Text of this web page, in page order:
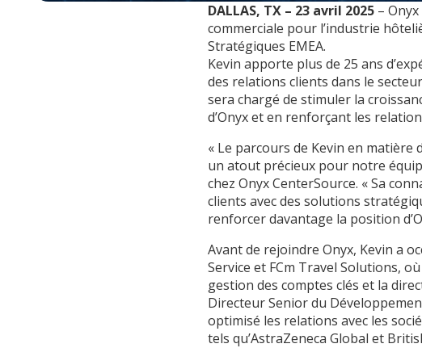
DALLAS, TX – 23 avril 2025 –
commerciale pour l’industrie
Stratégiques EMEA.
Kevin apporte plus de 25 ans
des relations clients dans le
sera chargé de stimuler la
d’Onyx et en renforçant les
« Le parcours de Kevin en
un atout précieux pour notre
chez Onyx CenterSource. « Sa
clients avec des solutions
renforcer davantage la position
Avant de rejoindre Onyx, Kevin a
Service et FCm Travel Solutions,
gestion des comptes clés et la
Directeur Senior du
optimisé les relations avec les
tels qu’AstraZeneca Global et